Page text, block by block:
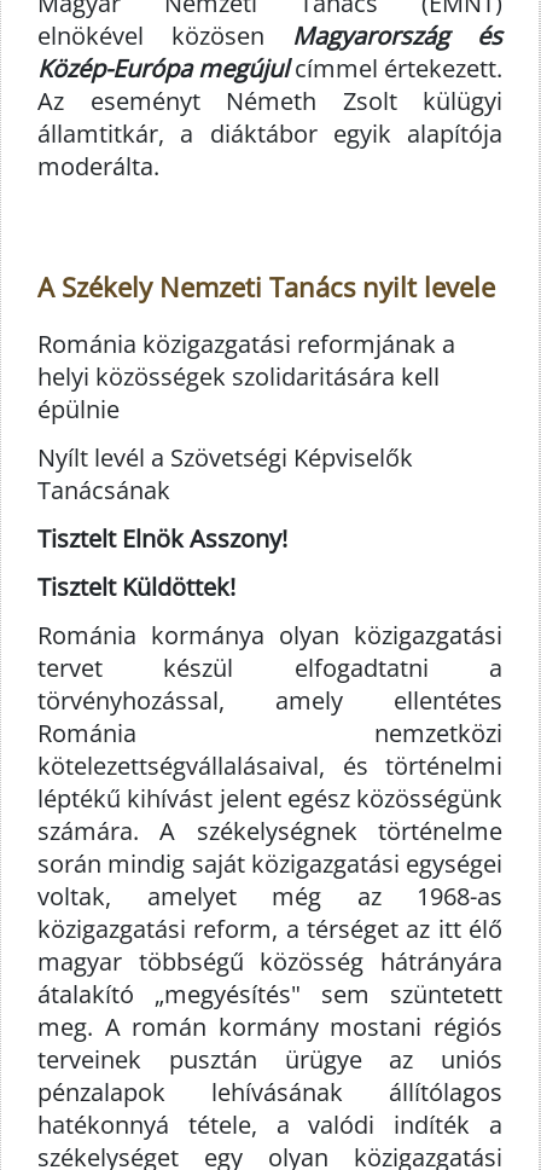
elnökével közösen Magyarország és
Közép-Európa megújulcímmel értekezett.
Az eseményt Németh Zsolt külügyi
államtitkár, a diáktábor egyik alapítója
moderálta.
A Székely Nemzeti Tanács nyilt levele
Románia közigazgatási reformjának a
helyi közösségek szolidaritására kell
épülnie
Nyílt levél a Szövetségi Képviselők
Tanácsának
Tisztelt Elnök Asszony!
Tisztelt Küldöttek!
Románia kormánya olyan közigazgatási
tervet készül elfogadtatni a
törvényhozással, amely ellentétes
Románia nemzetközi
kötelezettségvállalásaival, és történelmi
léptékű kihívást jelent egész közösségünk
számára. A székelységnek történelme
során mindig saját közigazgatási egységei
voltak, amelyet még az 1968-as
közigazgatási reform, a térséget az itt élő
magyar többségű közösség hátrányára
átalakító „megyésítés" sem szüntetett
meg. A román kormány mostani régiós
terveinek pusztán ürügye az uniós
pénzalapok lehívásának állítólagos
hatékonnyá tétele, a valódi indíték a
székelységet egy olyan közigazgatási